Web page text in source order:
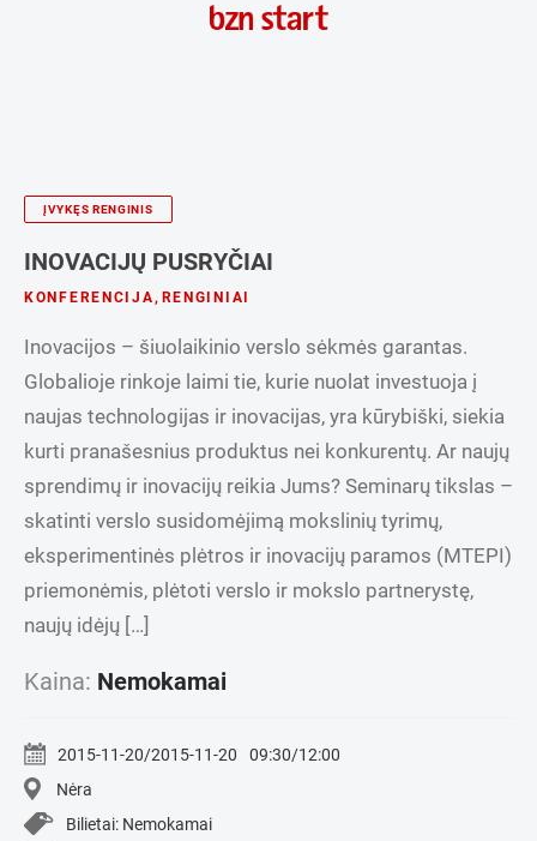
ĮVYKĘS RENGINIS
INOVACIJŲ PUSRYČIAI
KONFERENCIJA, RENGINIAI
Inovacijos – šiuolaikinio verslo sėkmės garantas.
Globalioje rinkoje laimi tie, kurie nuolat investuoja į
naujas technologijas ir inovacijas, yra kūrybiški, siekia
kurti pranašesnius produktus nei konkurentų. Ar naujų
sprendimų ir inovacijų reikia Jums? Seminarų tikslas –
skatinti verslo susidomėjimą mokslinių tyrimų,
eksperimentinės plėtros ir inovacijų paramos (MTEPI)
priemonėmis, plėtoti verslo ir mokslo partnerystę,
naujų idėjų […]
Kaina: Nemokamai
2015-11-20/2015-11-20
09:30/12:00
Nėra
Bilietai: Nemokamai